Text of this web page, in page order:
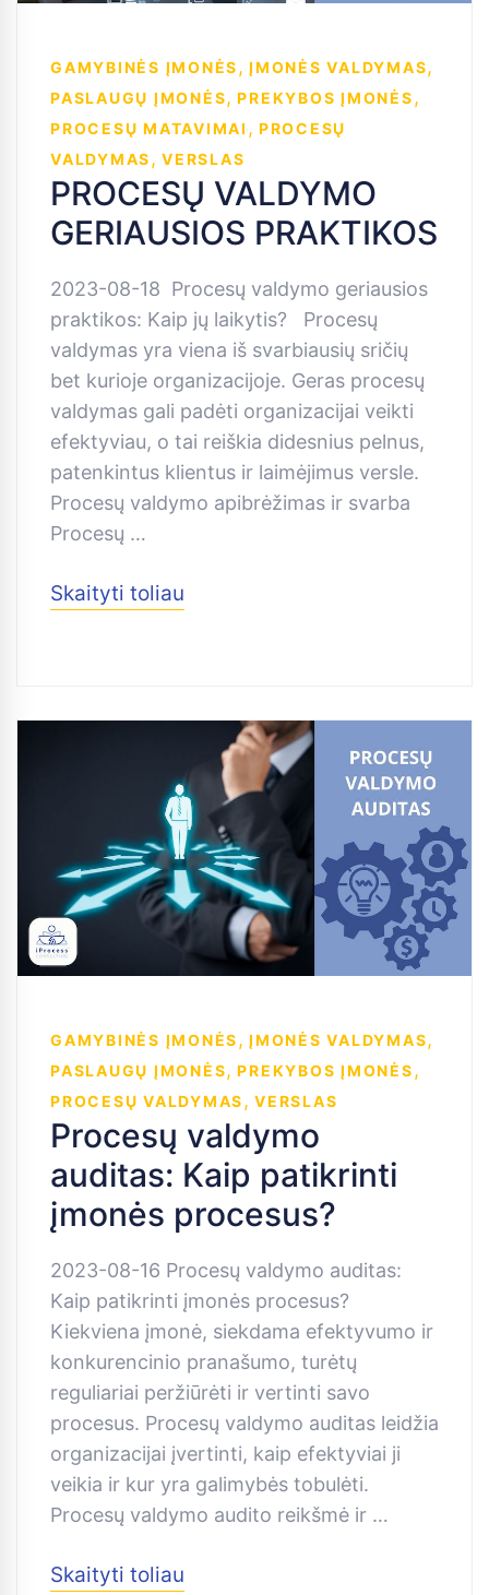
GAMYBINĖS ĮMONĖS, ĮMONĖS VALDYMAS,
PASLAUGŲ ĮMONĖS,PREKYBOS ĮMONĖS,
PROCESŲ MATAVIMAI , PROCESŲ
VALDYMAS, VERSLAS
PROCESŲ VALDYMO
GERIAUSIOS PRAKTIKOS
2023-08-18 Procesų valdymo geriausios
praktikos: Kaip jų laikytis? Procesų
valdymas yra viena iš svarbiausių sričių
bet kurioje organizacijoje. Geras procesų
valdymas gali padėti organizacijai veikti
efektyviau, o tai reiškia didesnius pelnus,
patenkintus klientus ir laimėjimus versle.
Procesų valdymo apibrėžimas ir svarba
Procesų …
Skaityti toliau
GAMYBINĖS ĮMONĖS, ĮMONĖS VALDYMAS,
PASLAUGŲ ĮMONĖS,PREKYBOS ĮMONĖS,
PROCESŲ VALDYMAS, VERSLAS
Procesų valdymo
auditas: Kaip patikrinti
įmonės procesus?
2023-08-16 Procesų valdymo auditas:
Kaip patikrinti įmonės procesus?
Kiekviena įmonė, siekdama efektyvumo ir
konkurencinio pranašumo, turėtų
reguliariai peržiūrėti ir vertinti savo
procesus. Procesų valdymo auditas leidžia
organizacijai įvertinti, kaip efektyviai ji
veikia ir kur yra galimybės tobulėti.
Procesų valdymo audito reikšmė ir …
Skaityti toliau